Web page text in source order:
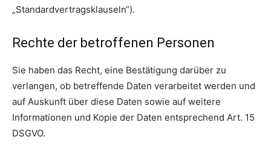
„Standardvertragsklauseln“).
Rechte der betroffenen Personen
Sie haben das Recht, eine Bestätigung darüber zu
verlangen, ob betreffende Daten verarbeitet werden und
auf Auskunft über diese Daten sowie auf weitere
Informationen und Kopie der Daten entsprechend Art. 15
DSGVO.